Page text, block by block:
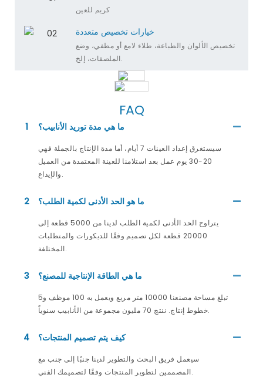
كريم للعين
خيارات تخصيص متعددة
تخصيص الألوان والطباعة، طلاء لامع أو مطفي، وضع
الملصقات، إلخ.
FAQ
1 ما هي مدة توريد الأنابيب؟
سيستغرق إعداد العينات 7 أيام، أما مدة الإنتاج بالجملة فهي
20-30 يوم عمل بعد استلامنا للعينة المعتمدة من العميل
والإيداع.
2 ما هو الحد الأدنى لكمية الطلب؟
يتراوح الحد الأدنى لكمية الطلب لدينا من 5000 قطعة إلى
20000 قطعة لكل تصميم وفقًا للديكورات والمتطلبات
المختلفة.
3 ما هي الطاقة الإنتاجية للمصنع؟
تبلغ مساحة مصنعنا 10000 متر مربع ويعمل به 100 موظف و5
خطوط إنتاج. ننتج 70 مليون مجموعة من الأنابيب سنوياً.
4 كيف يتم تصميم المنتجات؟
سيعمل فريق البحث والتطوير لدينا جنبًا إلى جنب مع
المصممين لتطوير المنتجات وفقًا لتصميمك الفني.